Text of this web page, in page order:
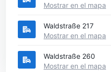
Mostrar en el mapa
Waldstraße 217
Mostrar en el mapa
Waldstraße 260
Mostrar en el mapa